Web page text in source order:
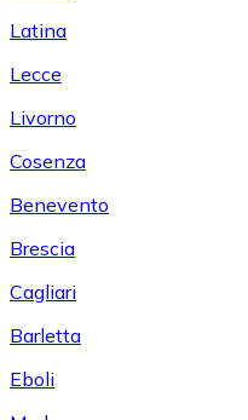
Latina
Lecce
Livorno
Cosenza
Benevento
Brescia
Cagliari
Barletta
Eboli